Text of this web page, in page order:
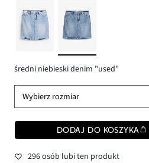
średni niebieski denim "used"
Wybierz rozmiar
DODAJ DO KOSZYKA
296 osób lubi ten produkt